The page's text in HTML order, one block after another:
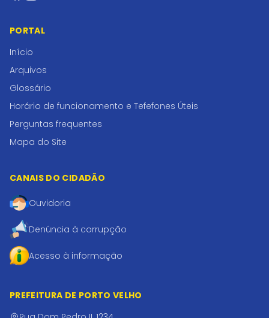
PORTAL
Início
Arquivos
Glossário
Horário de funcionamento e Tefefones Úteis
Perguntas frequentes
Mapa do Site
CANAIS DO CIDADÃO
Ouvidoria
Denúncia à corrupção
Acesso à informação
PREFEITURA DE PORTO VELHO